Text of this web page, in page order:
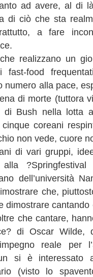
ad avere, al di
di ciò che sta
a fare
realizzano un
food
numero alla pace,
di morte (tuttora
di Bush nella lotta
coreani
non vede, cuore
di vari gruppi,
dell’università
che,
dimostrare
che cantare,
di Oscar Wilde,
reale per
si è interessato
(visto lo